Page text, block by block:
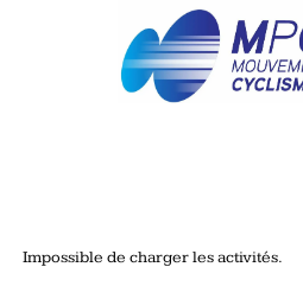
Impossible de charger les activités.